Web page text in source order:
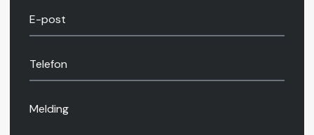
E-post
Telefon
Melding